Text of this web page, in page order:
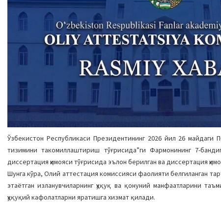
Ўзбекистон Республикаси Президентининг 2026 йил 26
тизимини такомиллаштириш тўғрисида”ги Фармонининг 7-
диссертация ҳимояси тўғрисида эълон берилган ва диссертация
Шунга кўра, Олий аттестация комиссияси фаолияти белгиланган
этаётган изланувчиларнинг ҳуқуқ ва қонуний манфаатларини
ҳуқуқий кафолатларни яратишга хизмат қилади.